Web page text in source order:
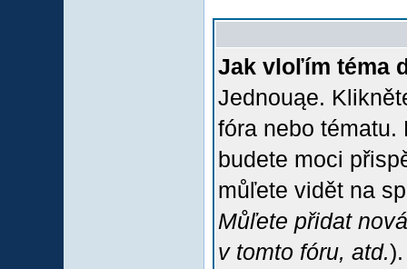
Jak vloľím téma
Jednouąe.
fóra nebo
budete moci
můľete vidět na
Můľete přidat
v tomto fóru, atd.).